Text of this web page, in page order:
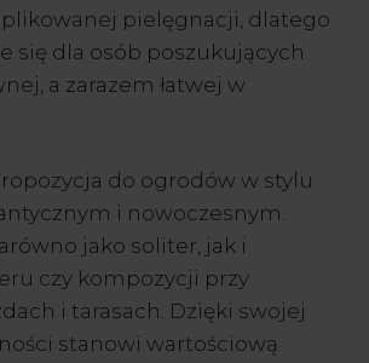
pielęgnacji, dlatego
się dla osób poszukujących
a zarazem łatwej w
do ogrodów w stylu
i nowoczesnym.
jako soliter, jak i
czy kompozycji przy
i tarasach. Dzięki swojej
stanowi wartościową